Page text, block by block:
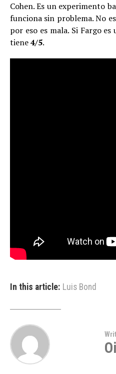
Cohen. Es un experimento
funciona sin problema. No
por eso es mala. Si Fargo
tiene4/5.
In this article: Luis Bond